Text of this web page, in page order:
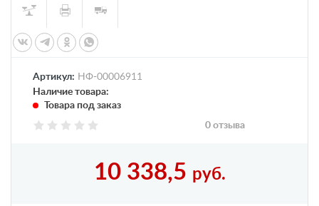
Артикул: НФ-00006911
Наличие товара:
Товара под заказ
0 отзыва
10 338,5 руб.